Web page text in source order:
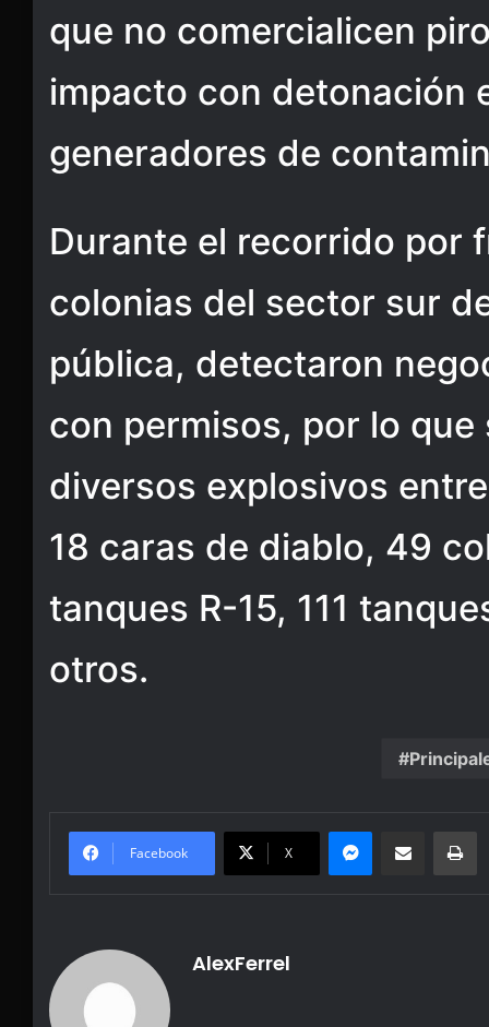
que no comercialicen
impacto con detonación
generadores de
Durante el recorrido por
colonias del sector sur
pública, detectaron
con permisos, por lo
diversos explosivos
18 caras de diablo, 49
tanques R-15, 111
otros.
Facebook X
Messenger
Share via Email
AlexFerrel